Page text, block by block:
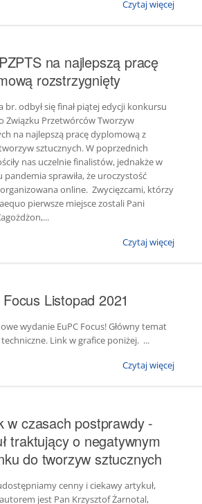
Czytaj więcej
na najlepszą pracę
rozstrzygnięty
br. odbył się finał piątej edycji konkursu
Związku Przetwórców Tworzyw
na najlepszą pracę dyplomową z
sztucznych. W poprzednich
nas uczelnie finalistów, jednakże w
sprawiła, że uroczystość
online. Zwycięzcami, którzy
pierwsze miejsce zostali Pani
Czytaj więcej
Listopad 2021
wydanie EuPC Focus! Główny temat
Link w grafice poniżej. ...
Czytaj więcej
w czasach postprawdy -
traktujący o negatywnym
do tworzyw sztucznych
cenny i ciekawy artykuł,
jest Pan Krzysztof Żarnotal,